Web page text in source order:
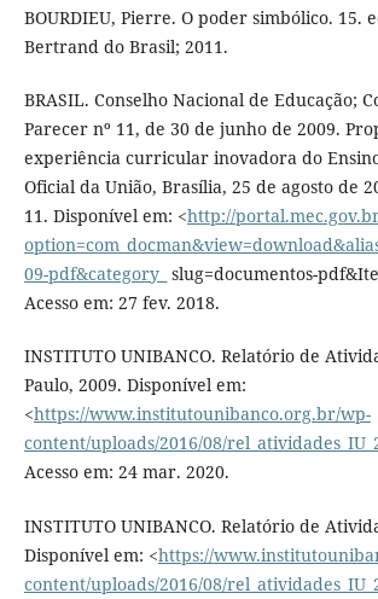
BOURDIEU, Pierre. O poder simbólico. 15.
Bertrand do Brasil; 2011.
BRASIL. Conselho Nacional de Educação;
Parecer nº 11, de 30 de junho de 2009.
experiência curricular inovadora do
Oficial da União, Brasília, 25 de agosto de
11. Disponível em: <http://
09-pdf&category_ slug=documentos-
Acesso em: 27 fev. 2018.
INSTITUTO UNIBANCO. Relatório de
Paulo, 2009. Disponível em:
<https://www.institutounibanco.org.br/wp-
content/uploads/2016/08/
Acesso em: 24 mar. 2020.
INSTITUTO UNIBANCO. Relatório de
Disponível em: <https://
content/uploads/2016/08/